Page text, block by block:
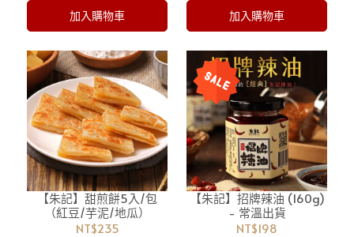
加入購物車 加入購物車
【朱記】甜煎餅5入/包
（紅豆/芋泥/地瓜）
NT$235
【朱記】招牌辣油 (160g)
- 常溫出貨
NT$198